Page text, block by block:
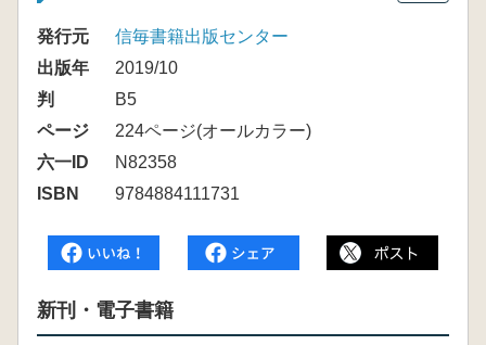
発行元
信毎書籍出版センター
出版年
2019/10
判
B5
ページ
224ページ(オールカラー)
六一ID
N82358
ISBN
9784884111731
新刊・電子書籍